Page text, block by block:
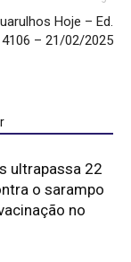
Hoje – Ed.
4106 – 21/02/2025
ultrapassa 22
o sarampo
no